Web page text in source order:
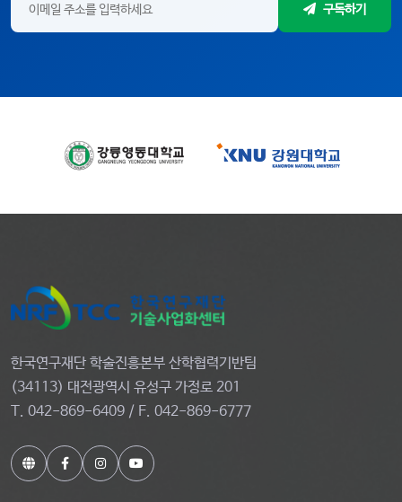
구독하기
한국연구재단 학술진흥본부 산학협력기반팀
(34113) 대전광역시 유성구 가정로 201
T. 042-869-6409 / F. 042-869-6777